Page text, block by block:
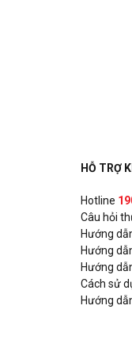
HỖ TRỢ
Hotline
Câu hỏi
Hướng
Hướng
Hướng
Cách sử
Hướng